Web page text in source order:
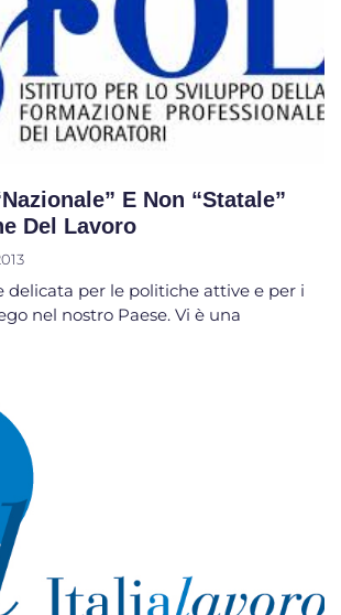
E Non “statale”
Del Lavoro
delicata per le politiche attive e per i
nel nostro Paese. Vi è una